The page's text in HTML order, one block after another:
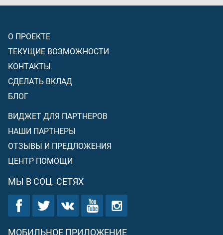
О ПРОЕКТЕ
ТЕКУЩИЕ ВОЗМОЖНОСТИ
КОНТАКТЫ
СДЕЛАТЬ ВКЛАД
БЛОГ
ВИДЖЕТ ДЛЯ ПАРТНЕРОВ
НАШИ ПАРТНЕРЫ
ОТЗЫВЫ И ПРЕДЛОЖЕНИЯ
ЦЕНТР ПОМОЩИ
МЫ В СОЦ. СЕТЯХ
МОБИЛЬНОЕ ПРИЛОЖЕНИЕ